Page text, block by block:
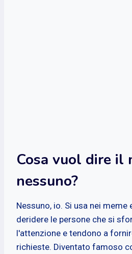
Cosa vuol dire il
nessuno?
Nessuno, io. Si usa nei
deridere le persone che si
l'attenzione e tendono a
richieste. Diventato famoso